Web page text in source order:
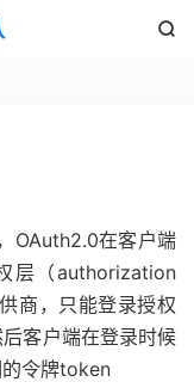

OAuth2.0在客户端
层（authorization
商，只能登录授权
客户端在登录时候
令牌token